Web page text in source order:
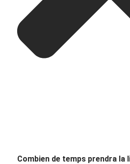
Combien de temps prendra la